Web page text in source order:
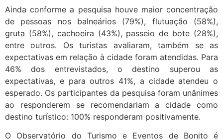
Ainda conforme a pesquisa houve maior concentração
de pessoas nos balneários (79%), flutuação (58%),
gruta (58%), cachoeira (43%), passeio de bote (28%),
entre outros. Os turistas avaliaram, também se as
expectativas em relação à cidade foram atendidas. Para
46% dos entrevistados, o destino superou as
expectativas, e para outros 41%, a cidade atendeu o
esperado. Os participantes da pesquisa foram unânimes
ao responderem se recomendariam a cidade como
destino turístico: 100% responderam positivamente.
O Observatório do Turismo e Eventos de Bonito é